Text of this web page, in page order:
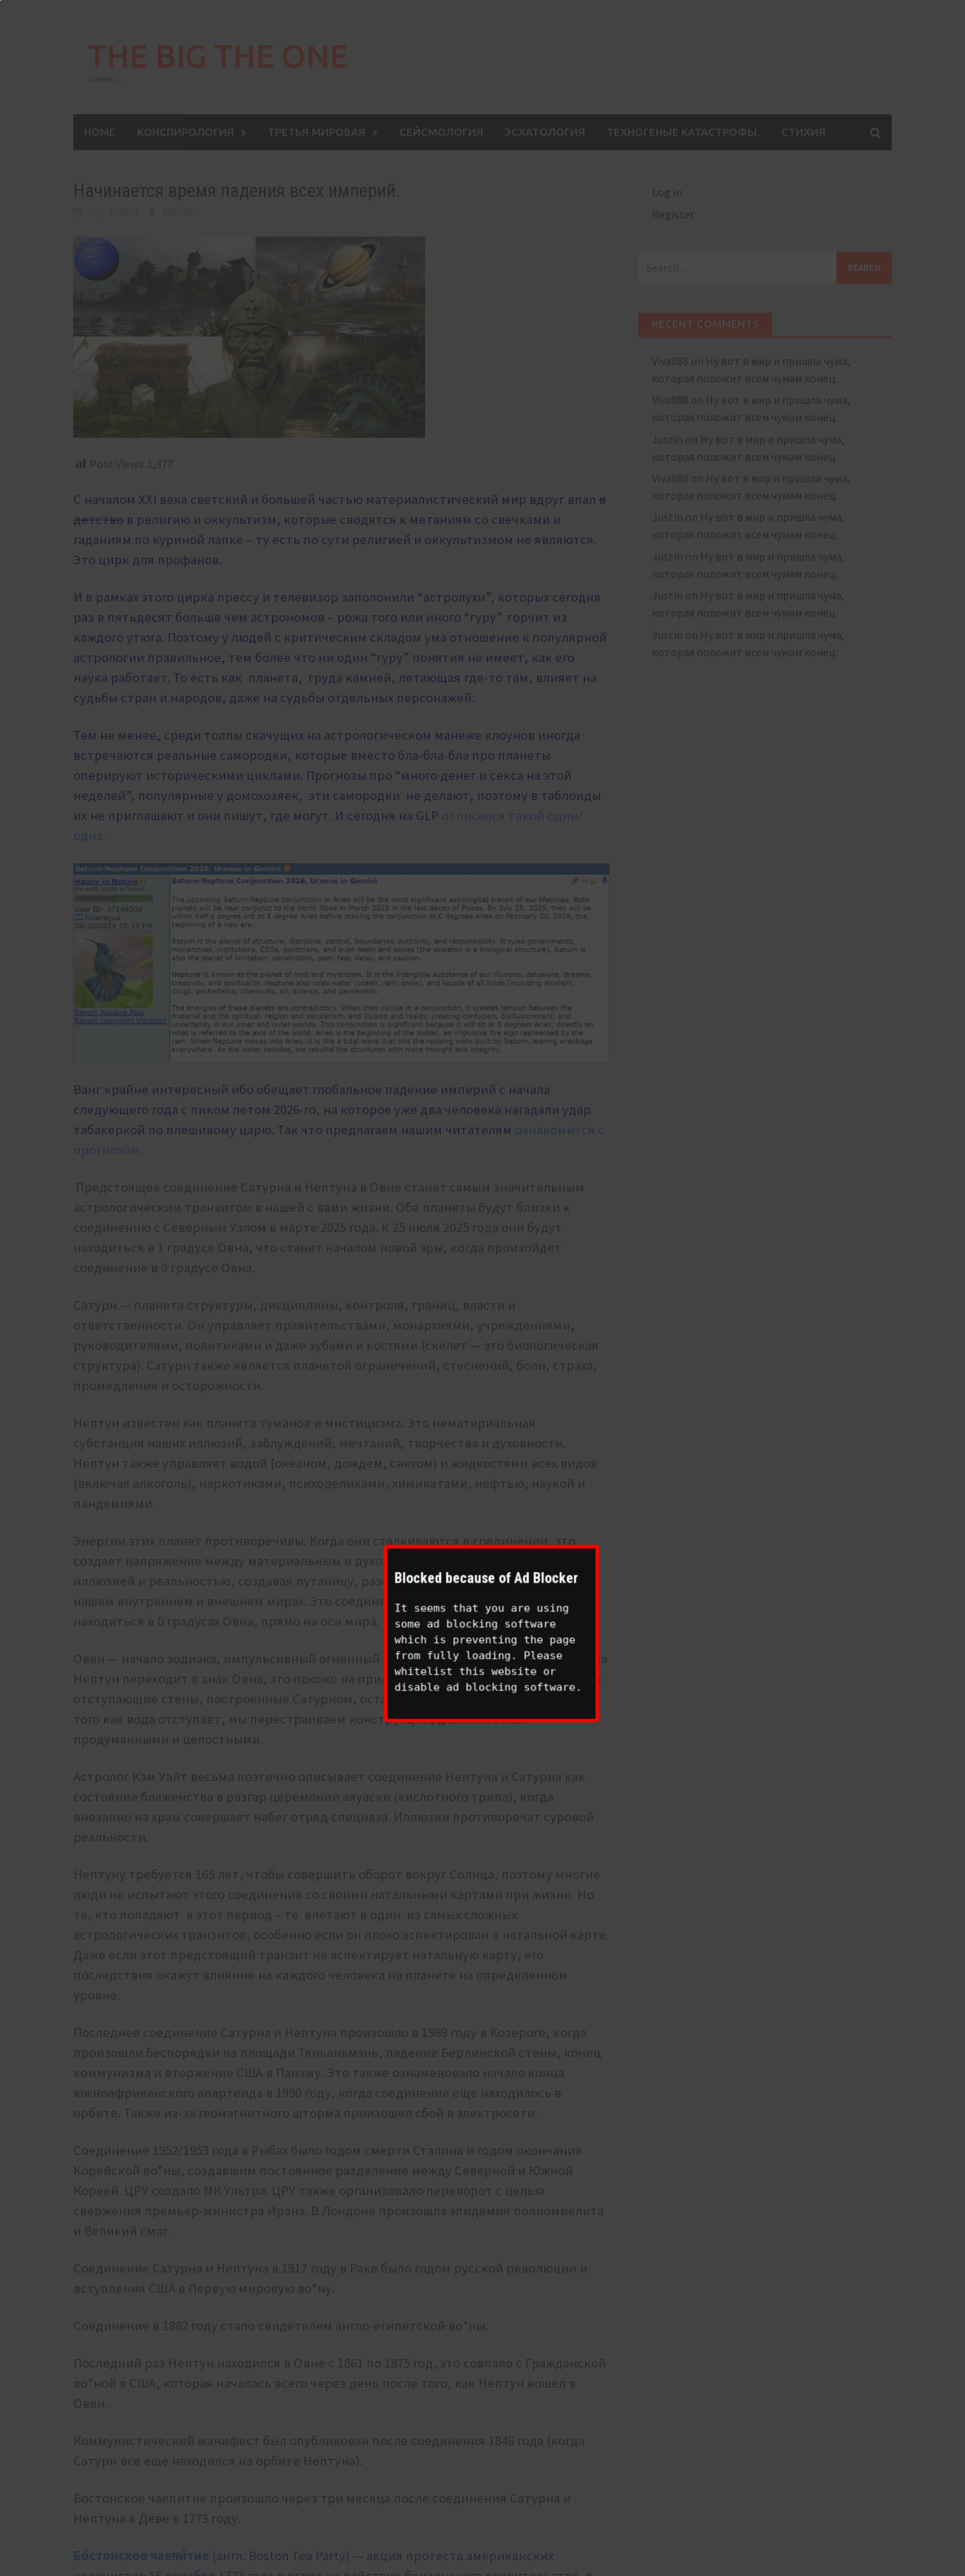
Blocked because of Ad Blocker
It seems that you are using
some ad blocking software
which is preventing the page
from fully loading. Please
whitelist this website or
disable ad blocking software.
THE BIG THE ONE
HOME КОНСПИРОЛОГИЯ ТРЕТЬЯ МИРОВАЯ СЕЙСМОЛОГИЯ ЭСХАТОЛОГИЯ ТЕХНОГЕНЫЕ КАТАСТРОФЫ. СТИХИЯ
Начинается время падения всех империй.
Post Views: 1,377
С началом XXI века светский и большей частью материалистический мир вдруг впал в
детство в религию и оккультизм, которые сводятся к метаниям со свечками и
гаданиям по куриной лапке – ту есть по сути религией и оккультизмом не являются.
Это цирк для профанов.
И в рамках этого цирка прессу и телевизор заполонили “астролухи”, которых сегодня
раз в пятьдесят больше чем астрономов – рожа того или иного “гуру” торчит из
каждого утюга. Поэтому у людей с критическим складом ума отношение к популярной
астрологии правильное, тем более что ни один “гуру” понятия не имеет, как его
наука работает. То есть как планета, груда камней, летающая где-то там, влияет на
судьбы стран и народов, даже на судьбы отдельных персонажей.
Тем не менее, среди толпы скачущих на астрологическом манеже клоунов иногда
встречаются реальные самородки, которые вместо бла-бла-бла про планеты
оперируют историческими циклами. Прогнозы про “много денег и секса на этой
неделей”, популярные у домохозяек, эти самородки не делают, поэтому в таблоиды
их не приглашают и они пишут, где могут. И сегодня на GLP отписался такой один/
одна
Ванг крайне интересный ибо обещает глобальное падение империй с начала
следующего года с пиком летом 2026-го, на которое уже два человека нагадали удар
табакеркой по плешивому царю. Так что предлагаем нашим читателям ознакомится с
прогнозом.
Предстоящее соединение Сатурна и Нептуна в Овне станет самым значительным
астрологическим транзитом в нашей с вами жизни. Обе планеты будут близки к
соединению с Северным Узлом в марте 2025 года. К 25 июля 2025 года они будут
находиться в 1 градусе Овна, что станет началом новой эры, когда произойдет
соединение в 0 градусе Овна.
Сатурн — планета структуры, дисциплины, контроля, границ, власти и
ответственности. Он управляет правительствами, монархиями, учреждениями,
руководителями, политиками и даже зубами и костями (скелет — это биологическая
структура). Сатурн также является планетой ограничений, стеснений, боли, страха,
промедления и осторожности.
Нептун известен как планета туманов и мистицизма. Это нематериальная
субстанция наших иллюзий, заблуждений, мечтаний, творчества и духовности.
Нептун также управляет водой (океаном, дождем, снегом) и жидкостями всех видов
(включая алкоголь), наркотиками, психоделиками, химикатами, нефтью, наукой и
пандемиями.
Энергии этих планет противоречивы. Когда они сталкиваются в соединении, это
создает напряжение между материальным и духовным, религией и секуляризмом,
иллюзией и реальностью, создавая путаницу, разочарование и неуверенность в
нашем внутреннем и внешнем мирах. Это соединение важно, потому что оно будет
находиться в 0 градусах Овна, прямо на оси мира.
Овен — начало зодиака, импульсивный огненный знак, представленный Овном. Когда
Нептун переходит в знак Овна, это похоже на приливную волну, которая ударяется о
отступающие стены, построенные Сатурном, оставляя повсюду обломки. По мере
того как вода отступает, мы перестраиваем конструкции, делая их более
продуманными и целостными.
Астролог Кэм Уайт весьма поэтично описывает соединение Нептуна и Сатурна как
состояние блаженства в разгар церемонии аяуаски (кислотного трипа), когда
внезапно на храм совершает набег отряд спецназа. Иллюзии противоречат суровой
реальности.
Нептуну требуется 165 лет, чтобы совершить оборот вокруг Солнца, поэтому многие
люди не испытают этого соединения со своими натальными картами при жизни. Но
те, кто попадают в этот период – те влетают в один из самых сложных
астрологических транзитов, особенно если он плохо аспектирован в натальной карте.
Даже если этот предстоящий транзит не аспектирует натальную карту, его
последствия окажут влияние на каждого человека на планете на определенном
уровне.
Последнее соединение Сатурна и Нептуна произошло в 1989 году в Козероге, когда
произошли беспорядки на площади Тяньаньмэнь, падение Берлинской стены, конец
коммунизма и вторжение США в Панаму. Это также ознаменовало начало конца
южноафриканского апартеида в 1990 году, когда соединение еще находилось в
орбите. Также из-за геомагнитного шторма произошел сбой в электросети.
Соединение 1952/1953 года в Рыбах было годом смерти Сталина и годом окончания
Корейской во*ны, создавшим постоянное разделение между Северной и Южной
Кореей. ЦРУ создало МК Ультра. ЦРУ также организовало переворот с целью
свержения премьер-министра Ирана. В Лондоне произошла эпидемия полиомиелита
и Великий смог.
Соединение Сатурна и Нептуна в 1917 году в Раке было годом русской революции и
вступления США в Первую мировую во*ну.
Соединение в 1882 году стало свидетелем англо-египетской во*ны.
Последний раз Нептун находился в Овне с 1861 по 1875 год, это совпало с Гражданской
во*ной в США, которая началась всего через день после того, как Нептун вошел в
Овен.
Коммунистический манифест был опубликован после соединения 1846 года (когда
Сатурн все еще находился на орбите Нептуна).
Бостонское чаепитие произошло через три месяца после соединения Сатурна и
Нептуна в Деве в 1773 году.
Бо́стонское чаепи́тие (англ. Boston Tea Party) — акция протеста американских
Log in
Register
RECENT COMMENTS
Viva888 on Ну вот в мир и пришла чума,
которая положит всем чумам конец.
Viva888 on Ну вот в мир и пришла чума,
которая положит всем чумам конец.
Justin on Ну вот в мир и пришла чума,
которая положит всем чумам конец.
Viva888 on Ну вот в мир и пришла чума,
которая положит всем чумам конец.
Justin on Ну вот в мир и пришла чума,
которая положит всем чумам конец.
Justin on Ну вот в мир и пришла чума,
которая положит всем чумам конец.
Justin on Ну вот в мир и пришла чума,
которая положит всем чумам конец.
Justin on Ну вот в мир и пришла чума,
которая положит всем чумам конец.